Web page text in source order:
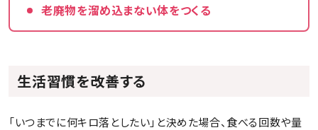
老廃物を溜め込まない体をつくる
生活習慣を改善する
「いつまでに何キロ落としたい」と決めた場合、食べる回数や量